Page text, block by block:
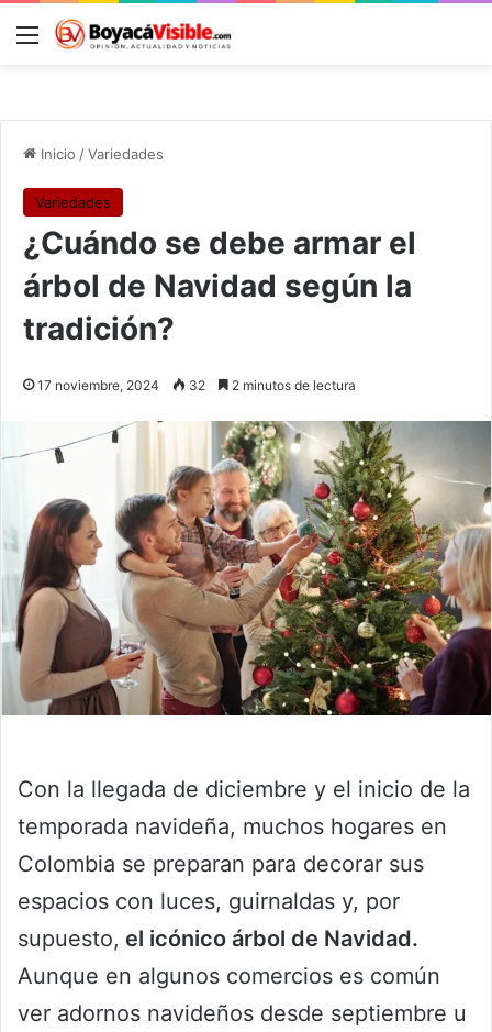
Menú
Inicio /Variedades
Variedades
¿Cuándo se debe armar el
árbol de Navidad según la
tradición?
17 noviembre, 2024 32 2 minutos de lectura
Con la llegada de diciembre y el inicio de la
temporada navideña, muchos hogares en
Colombia se preparan para decorar sus
espacios con luces, guirnaldas y, por
supuesto, el icónico árbol de Navidad.
Aunque en algunos comercios es común
ver adornos navideños desde septiembre u